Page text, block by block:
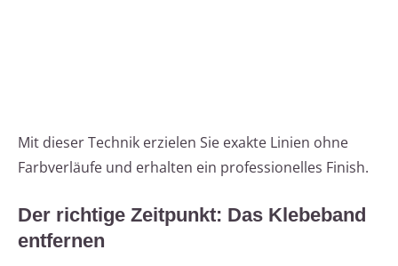
Mit dieser Technik erzielen Sie exakte Linien ohne
Farbverläufe und erhalten ein professionelles Finish.
Der richtige Zeitpunkt: Das Klebeband
entfernen